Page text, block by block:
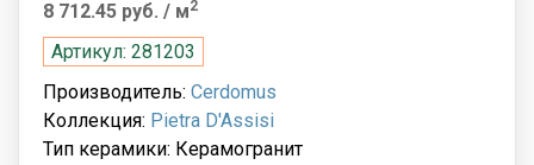
8 712.45 руб. / м2
Артикул: 281203
Производитель: Cerdomus
Коллекция: Pietra D'Assisi
Тип керамики: Керамогранит